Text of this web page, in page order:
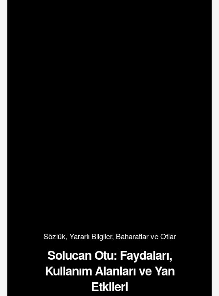
Sözlük, Yararlı Bilgiler, Baharatlar ve Otlar
Solucan Otu: Faydaları,
Kullanım Alanları ve Yan
Etkileri